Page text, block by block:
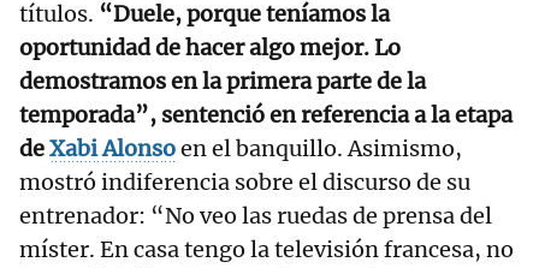
títulos. “Duele, porque teníamos la
oportunidad de hacer algo mejor. Lo
demostramos en la primera parte de la
temporada”, sentenció en referencia a la etapa
deXabi Alonsoen el banquillo. Asimismo,
mostró indiferencia sobre el discurso de su
entrenador: “No veo las ruedas de prensa del
míster. En casa tengo la televisión francesa, no